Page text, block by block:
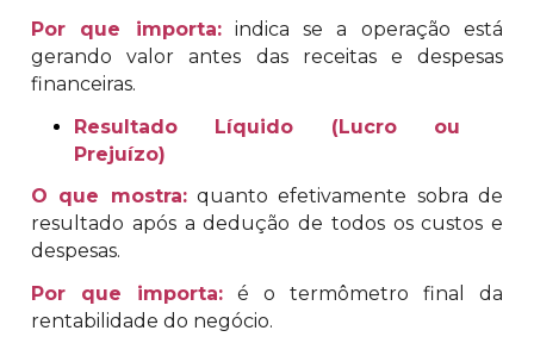
Por que importa:indica se a operação está
gerando valor antes das receitas e despesas
financeiras.
Resultado Líquido (Lucro ou
Prejuízo)
O que mostra:quanto efetivamente sobra de
resultado após a dedução de todos os custos e
despesas.
Por que importa: é o termômetro final da
rentabilidade do negócio.